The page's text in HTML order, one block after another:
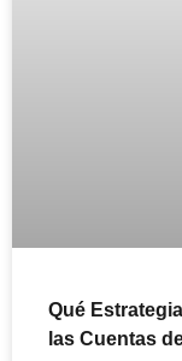
Qué
las Cuentas